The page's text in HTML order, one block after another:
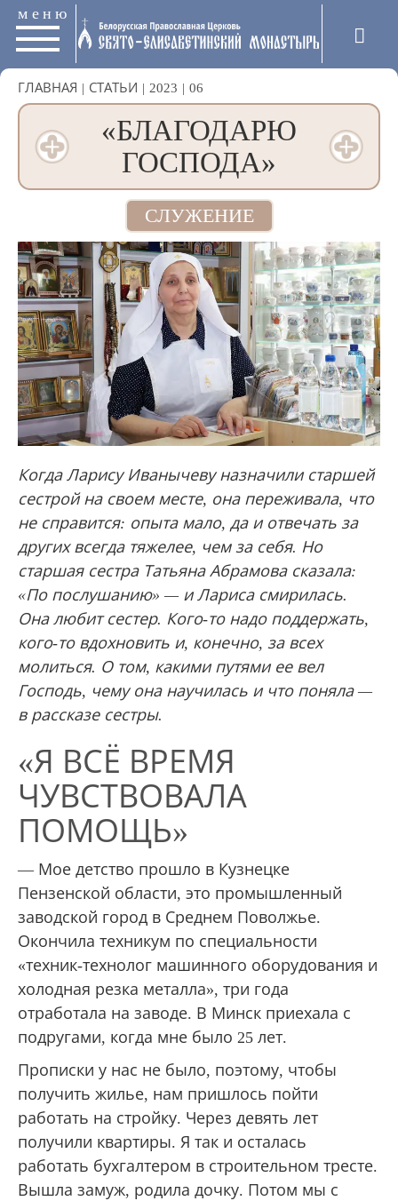
меню
ГЛАВНАЯ | СТАТЬИ | 2023 | 06
«БЛАГОДАРЮ
ГОСПОДА»
СЛУЖЕНИЕ
Когда Ларису Иванычеву назначили старшей
сестрой на своем месте, она переживала, что
не справится: опыта мало, да и отвечать за
других всегда тяжелее, чем за себя. Но
старшая сестра Татьяна Абрамова сказала:
«По послушанию» — и Лариса смирилась.
Она любит сестер. Кого-то надо поддержать,
кого-то вдохновить и, конечно, за всех
молиться. О том, какими путями ее вел
Господь, чему она научилась и что поняла —
в рассказе сестры.
«Я ВСЁ ВРЕМЯ
ЧУВСТВОВАЛА
ПОМОЩЬ»
— Мое детство прошло в Кузнецке
Пензенской области, это промышленный
заводской город в Среднем Поволжье.
Окончила техникум по специальности
«техник-технолог машинного оборудования и
холодная резка металла», три года
отработала на заводе. В Минск приехала с
подругами, когда мне было 25 лет.
Прописки у нас не было, поэтому, чтобы
получить жилье, нам пришлось пойти
работать на стройку. Через девять лет
получили квартиры. Я так и осталась
работать бухгалтером в строительном тресте.
Вышла замуж, родила дочку. Потом мы с